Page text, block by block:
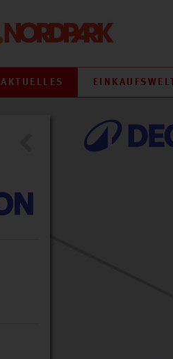
AKTUELLES EINKAUFSWELT